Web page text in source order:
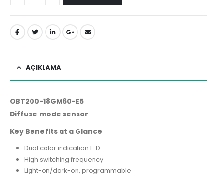
AÇIKLAMA
OBT200-18GM60-E5
Diffuse mode sensor
Key Benefits at a Glance
Dual color indication LED
High switching frequency
Light-on/dark-on, programmable